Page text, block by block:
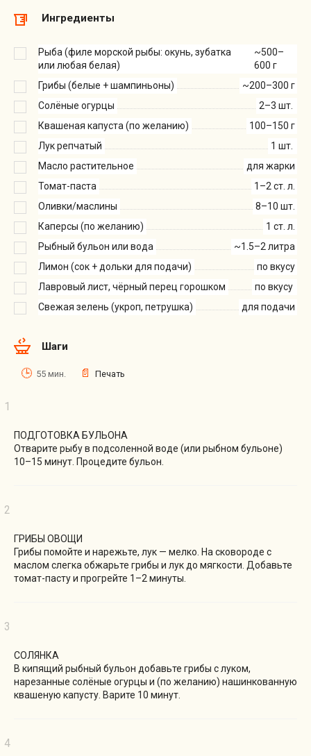
Ингредиенты
Рыба (филе морской рыбы: окунь, зубатка
или любая белая)
~500–
600 г
Грибы (белые + шампиньоны)
~200–300 г
Солёные огурцы
2–3 шт.
Квашеная капуста (по желанию)
100–150 г
Лук репчатый
1 шт.
Масло растительное
для жарки
Томат-паста
1–2 ст. л.
Оливки/маслины
8–10 шт.
Каперсы (по желанию)
1 ст. л.
Рыбный бульон или вода
~1.5–2 литра
Лимон (сок + дольки для подачи)
по вкусу
Лавровый лист, чёрный перец горошком
по вкусу
Свежая зелень (укроп, петрушка)
для подачи
Шаги
55 мин. Печать
ПОДГОТОВКА БУЛЬОНА
Отварите рыбу в подсоленной воде (или рыбном бульоне)
10–15 минут. Процедите бульон.
ГРИБЫ ОВОЩИ
Грибы помойте и нарежьте, лук — мелко. На сковороде с
маслом слегка обжарьте грибы и лук до мягкости. Добавьте
томат-пасту и прогрейте 1–2 минуты.
СОЛЯНКА
В кипящий рыбный бульон добавьте грибы с луком,
нарезанные солёные огурцы и (по желанию) нашинкованную
квашеную капусту. Варите 10 минут.